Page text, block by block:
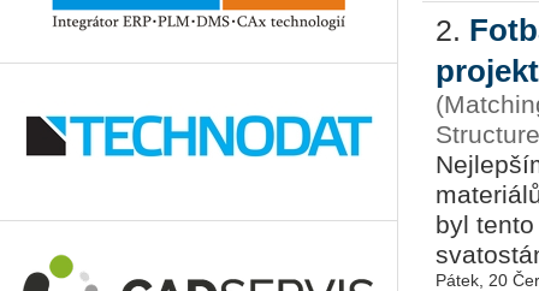
2.
byl
Pátek, 20